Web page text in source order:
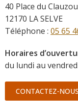
40 Place du Clauzou
12170 LA SELVE
Téléphone : 05 65
Horaires
du lundi au
CONTACTEZ-NOUS